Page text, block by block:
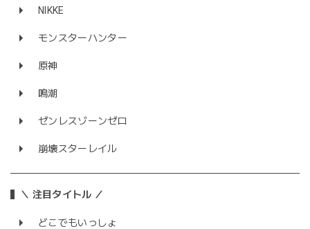
NIKKE
モンスターハンター
原神
鳴潮
ゼンレスゾーンゼロ
崩壊スターレイル
＼ 注目タイトル ／
どこでもいっしょ